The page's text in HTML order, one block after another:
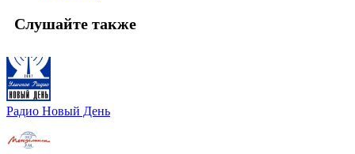
Слушайте также
Радио Новый День